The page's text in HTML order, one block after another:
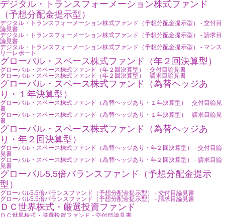
デジタル・トランスフォーメーション株式ファンド
（予想分配金提示型）
デジタル・トランスフォーメーション株式ファンド（予想分配金提示型） - 交付目
論見書
デジタル・トランスフォーメーション株式ファンド（予想分配金提示型） - 請求目
論見書
デジタル・トランスフォーメーション株式ファンド（予想分配金提示型） - マンス
リーレポート
グローバル・スペース株式ファンド（年２回決算型）
グローバル・スペース株式ファンド（年２回決算型） - 交付目論見書
グローバル・スペース株式ファンド（年２回決算型） - 請求目論見書
グローバル・スペース株式ファンド（為替ヘッジあ
り・１年決算型）
グローバル・スペース株式ファンド（為替ヘッジあり・１年決算型） - 交付目論見
書
グローバル・スペース株式ファンド（為替ヘッジあり・１年決算型） - 請求目論見
書
グローバル・スペース株式ファンド（為替ヘッジあ
り・年２回決算型）
グローバル・スペース株式ファンド（為替ヘッジあり・年２回決算型） - 交付目論
見書
グローバル・スペース株式ファンド（為替ヘッジあり・年２回決算型） - 請求目論
見書
グローバル5.5倍バランスファンド（予想分配金提示
型）
グローバル5.5倍バランスファンド（予想分配金提示型） - 交付目論見書
グローバル5.5倍バランスファンド（予想分配金提示型） - 請求目論見書
ＤＣ世界株式・厳選投資ファンド
ＤＣ世界株式・厳選投資ファンド - 交付目論見書